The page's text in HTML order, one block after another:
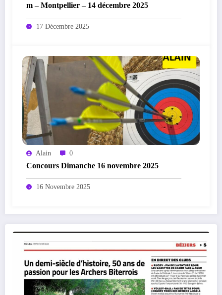
m – Montpellier – 14 décembre 2025
17 Décembre 2025
Alain 0
Concours Dimanche 16 novembre 2025
16 Novembre 2025